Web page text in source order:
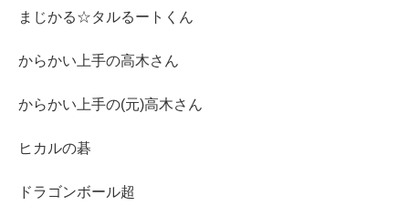
まじかる☆タルるートくん
からかい上手の高木さん
からかい上手の(元)高木さん
ヒカルの碁
ドラゴンボール超